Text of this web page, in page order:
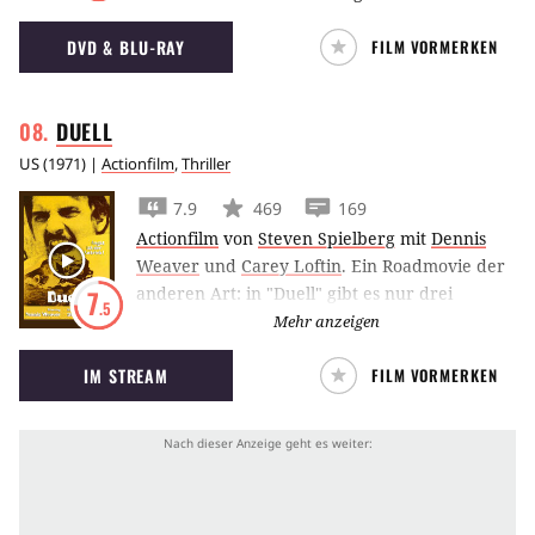
von der Polizei und der Mafia gejagt wird.
DVD & BLU-RAY FILM VORMERKEN
DUELL
US(1971) | Actionfilm,Thriller
7.5
7.9 469
169
Actionfilm von Steven Spielberg mit Dennis
Weaver und Carey Loftin. Ein Roadmovie der
anderen Art: in "Duell" gibt es nur drei
Hauptdarsteller: Ein Fahrer eines PKW, eben
diesen PKW und einen alten Truck. Es
erscheinen zwar noch einige andere
Schauspieler vor der Kamera, aber höchstens
bekommt man während des ganzen Filmes
Mehr anzeigen
IM STREAM FILM VORMERKEN